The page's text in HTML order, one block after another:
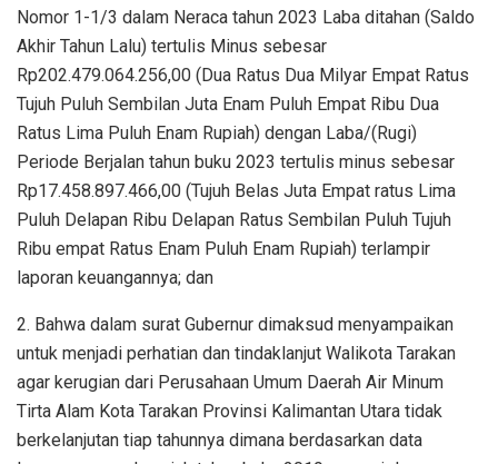
Nomor 1-1/3 dalam Neraca tahun 2023 Laba ditahan (Saldo
Akhir Tahun Lalu) tertulis Minus sebesar
Rp202.479.064.256,00 (Dua Ratus Dua Milyar Empat Ratus
Tujuh Puluh Sembilan Juta Enam Puluh Empat Ribu Dua
Ratus Lima Puluh Enam Rupiah) dengan Laba/(Rugi)
Periode Berjalan tahun buku 2023 tertulis minus sebesar
Rp17.458.897.466,00 (Tujuh Belas Juta Empat ratus Lima
Puluh Delapan Ribu Delapan Ratus Sembilan Puluh Tujuh
Ribu empat Ratus Enam Puluh Enam Rupiah) terlampir
laporan keuangannya; dan
2. Bahwa dalam surat Gubernur dimaksud menyampaikan
untuk menjadi perhatian dan tindaklanjut Walikota Tarakan
agar kerugian dari Perusahaan Umum Daerah Air Minum
Tirta Alam Kota Tarakan Provinsi Kalimantan Utara tidak
berkelanjutan tiap tahunnya dimana berdasarkan data